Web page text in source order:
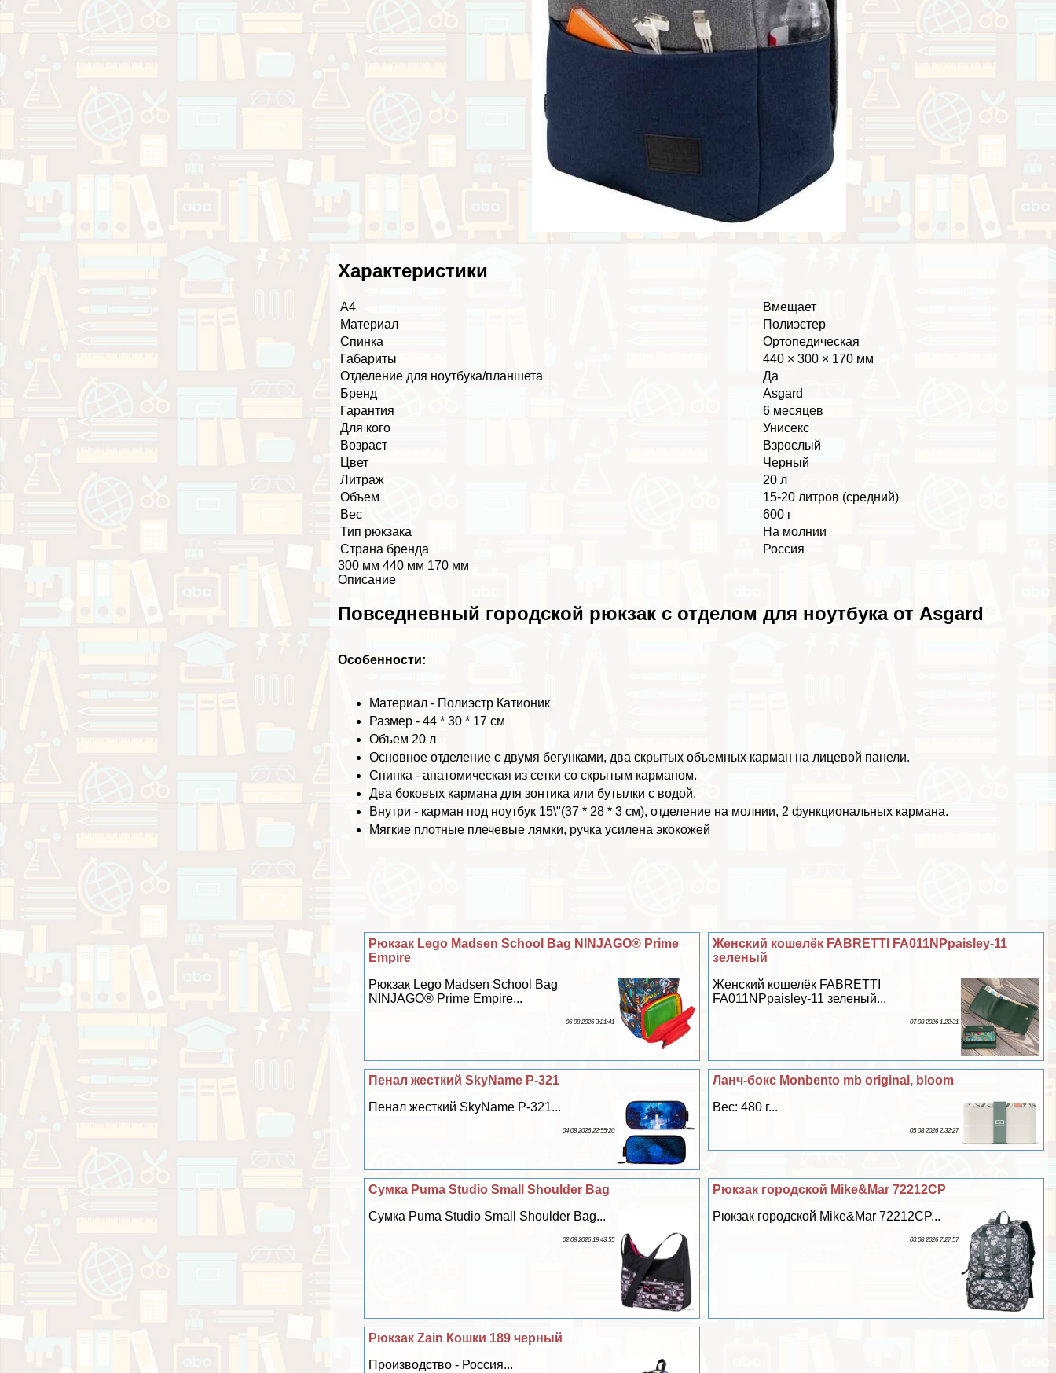
Хаpaктеристики
А4
Вмещает
Материал
Полиэстер
Спинка
Ортопедическая
Габариты
440 × 300 × 170 мм
Отделение для ноутбука/планшета
Да
Бренд
Asgard
Гарантия
6 месяцев
Для кого
Униceкc
Возраст
Взрослый
Цвет
Черный
Литраж
20 л
Объем
15-20 литров (средний)
Вес
600 г
Тип рюкзака
На молнии
Страна бренда
Россия
300 мм 440 мм 170 мм
Описание
Повседневный городской рюкзак с отделом для ноутбука от Asgard
Особенности:
Материал - Полиэстр Катионик
Размер - 44 * 30 * 17 см
Объем 20 л
Основное отделение с двумя бегунками, два скрытых объемных карман на лицевой панели.
Спинка - анатомическая из сетки со скрытым карманом.
Два боковых кармана для зонтика или бутылки с водой.
Внутри - карман под ноутбук 15\"(37 * 28 * 3 см), отделение на молнии, 2 функциональных кармана.
Мягкие плотные плечевые лямки, ручка усилена экокожей
Женский кошелёк FABRETTI FA011NPpaisley-11
зеленый
Женский кошелёк FABRETTI
FA011NPpaisley-11 зеленый...
07 08 2026 1:22:31
Рюкзак Lego Madsen School Bag NINJAGO® Prime
Empire
Рюкзак Lego Madsen School Bag
NINJAGO® Prime Empire...
06 08 2026 3:21:41
Ланч-бокс Monbento mb original, bloom
Вес: 480 г...
05 08 2026 2:32:27
Пенал жесткий SkyName P-321
Пенал жесткий SkyName P-321...
04 08 2026 22:55:20
Рюкзак городской Mike&Mar 72212CP
Рюкзак городской Mike&Mar 72212CP...
03 08 2026 7:27:57
Сумка Puma Studio Small Shoulder Bag
Сумка Puma Studio Small Shoulder Bag...
02 08 2026 19:43:55
Рюкзак Zain Кошки 189 черный
Производство - Россия...